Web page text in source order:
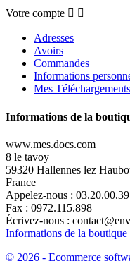
Votre compte  
Adresses
Avoirs
Commandes
Informations
Mes Téléchargements
Informations de la
www.mes.docs.com
8 le tavoy
59320 Hallennes lez
France
Appelez-nous :
Fax : 0972.115.898
Écrivez-nous :
Informations de la boutique
© 2026 - Ecommerce